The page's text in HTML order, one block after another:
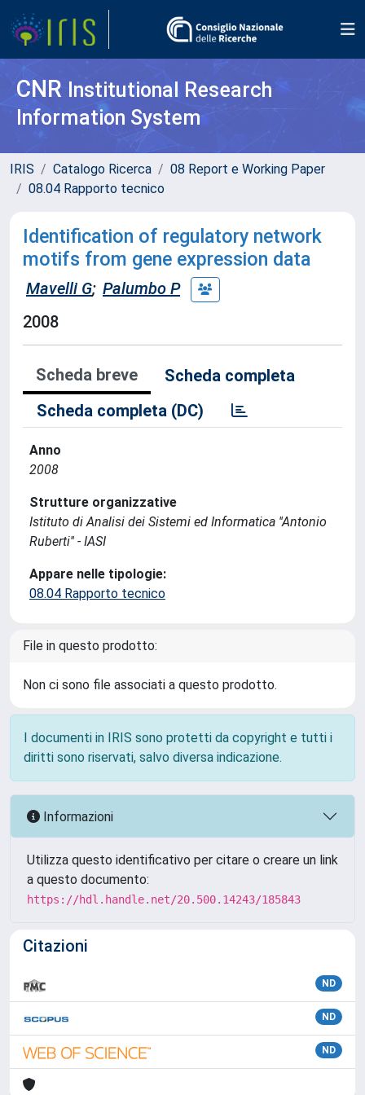
CNR Institutional Research
Information System
IRIS Catalogo Ricerca
08 Report e Working Paper
08.04 Rapporto tecnico
Identification of regulatory network
motifs from gene expression data
Mavelli G; Palumbo P
2008
Scheda breve
Scheda completa
Scheda completa (DC)
Anno
2008
Strutture organizzative
Istituto di Analisi dei Sistemi ed Informatica ''Antonio
Ruberti'' - IASI
Appare nelle tipologie:
08.04 Rapporto tecnico
File in questo prodotto:
Non ci sono file associati a questo prodotto.
I documenti in IRIS sono protetti da copyright e tutti i
diritti sono riservati, salvo diversa indicazione.
Informazioni
Utilizza questo identificativo per citare o creare un link
a questo documento:
https://hdl.handle.net/20.500.14243/185843
Citazioni
ND
ND
ND